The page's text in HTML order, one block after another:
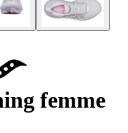
femme